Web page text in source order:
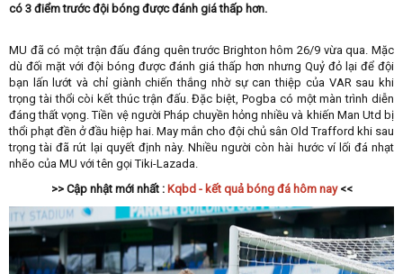
có 3 điểm trước đội bóng được đánh giá thấp hơn.
MU đã có một trận đấu đáng quên trước Brighton hôm 26/9 vừa qua. Mặc
dù đối mặt với đội bóng được đánh giá thấp hơn nhưng Quỷ đỏ lại để đội
bạn lấn lướt và chỉ giành chiến thắng nhờ sự can thiệp của VAR sau khi
trọng tài thổi còi kết thúc trận đấu. Đặc biệt, Pogba có một màn trình diễn
đáng thất vọng. Tiền vệ người Pháp chuyền hỏng nhiều và khiến Man Utd bị
thổi phạt đền ở đầu hiệp hai. May mắn cho đội chủ sân Old Trafford khi sau
trọng tài đã rút lại quyết định này. Nhiều người còn hài hước ví lối đá nhạt
nhẽo của MU với tên gọi Tiki-Lazada.
>> Cập nhật mới nhất : Kqbd - kết quả bóng đá hôm nay<<